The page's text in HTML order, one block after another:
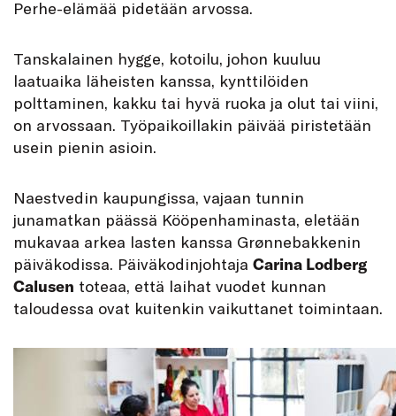
Perhe-elämää pidetään arvossa.
Tanskalainen hygge, kotoilu, johon kuuluu
laatuaika läheisten kanssa, kynttilöiden
polttaminen, kakku tai hyvä ruoka ja olut tai viini,
on arvossaan. Työpaikoillakin päivää piristetään
usein pienin asioin.
Naestvedin kaupungissa, vajaan tunnin
junamatkan päässä Kööpenhaminasta, eletään
mukavaa arkea lasten kanssa Grønnebakkenin
päiväkodissa. Päiväkodinjohtaja Carina Lodberg
Calusen toteaa, että laihat vuodet kunnan
taloudessa ovat kuitenkin vaikuttanet toimintaan.